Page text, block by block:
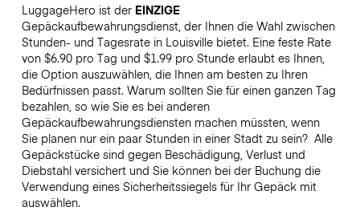
LuggageHero ist der EINZIGE
Gepäckaufbewahrungsdienst, der Ihnen die Wahl zwischen
Stunden- und Tagesrate in Louisville bietet. Eine feste Rate
von $6.90 pro Tag und $1.99 pro Stunde erlaubt es Ihnen,
die Option auszuwählen, die Ihnen am besten zu Ihren
Bedürfnissen passt. Warum sollten Sie für einen ganzen Tag
bezahlen, so wie Sie es bei anderen
Gepäckaufbewahrungsdiensten machen müssten, wenn
Sie planen nur ein paar Stunden in einer Stadt zu sein? Alle
Gepäckstücke sind gegen Beschädigung, Verlust und
Diebstahl versichert und Sie können bei der Buchung die
Verwendung eines Sicherheitssiegels für Ihr Gepäck mit
auswählen.